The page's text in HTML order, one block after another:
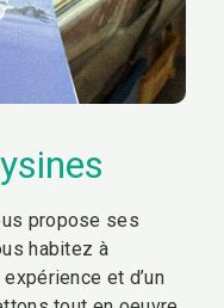
propose ses
habitez à
et d’un